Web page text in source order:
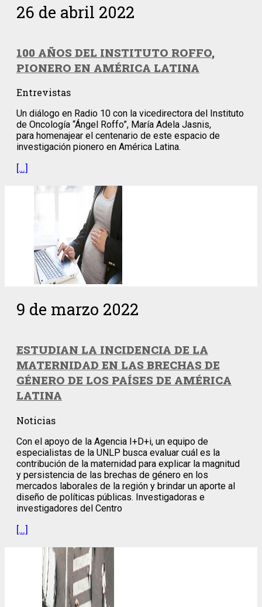
26 de abril 2022
100 AÑOS DEL INSTITUTO ROFFO,
PIONERO EN AMÉRICA LATINA
Entrevistas
Un diálogo en Radio 10 con la vicedirectora del Instituto
de Oncología “Ángel Roffo”, María Adela Jasnis,
para homenajear el centenario de este espacio de
investigación pionero en América Latina.
[…]
9 de marzo 2022
ESTUDIAN LA INCIDENCIA DE LA
MATERNIDAD EN LAS BRECHAS DE
GÉNERO DE LOS PAÍSES DE AMÉRICA
LATINA
Noticias
Con el apoyo de la Agencia I+D+i, un equipo de
especialistas de la UNLP busca evaluar cuál es la
contribución de la maternidad para explicar la magnitud
y persistencia de las brechas de género en los
mercados laborales de la región y brindar un aporte al
diseño de políticas públicas. Investigadoras e
investigadores del Centro
[…]